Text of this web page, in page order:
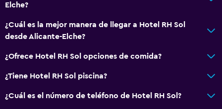
Elche?
¿Cuál es la mejor manera de llegar a Hotel RH Sol
desde Alicante-Elche?
¿Ofrece Hotel RH Sol opciones de comida?
¿Tiene Hotel RH Sol piscina?
¿Cuál es el número de teléfono de Hotel RH Sol?